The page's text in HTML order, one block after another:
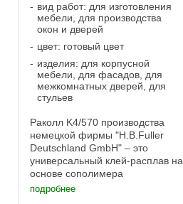
вид работ: для изготовления
мебели, для производства
окон и дверей
цвет: готовый цвет
изделия: для корпусной
мебели, для фасадов, для
межкомнатных дверей, для
стульев
Раколл K4/570 производства
немецкой фирмы "H.B.Fuller
Deutschland GmbH" – это
универсальный клей-расплав на
основе cополимера
этиленвинилацетата (EVA),
подробнее